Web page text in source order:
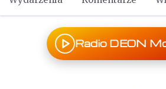
Radio DEON